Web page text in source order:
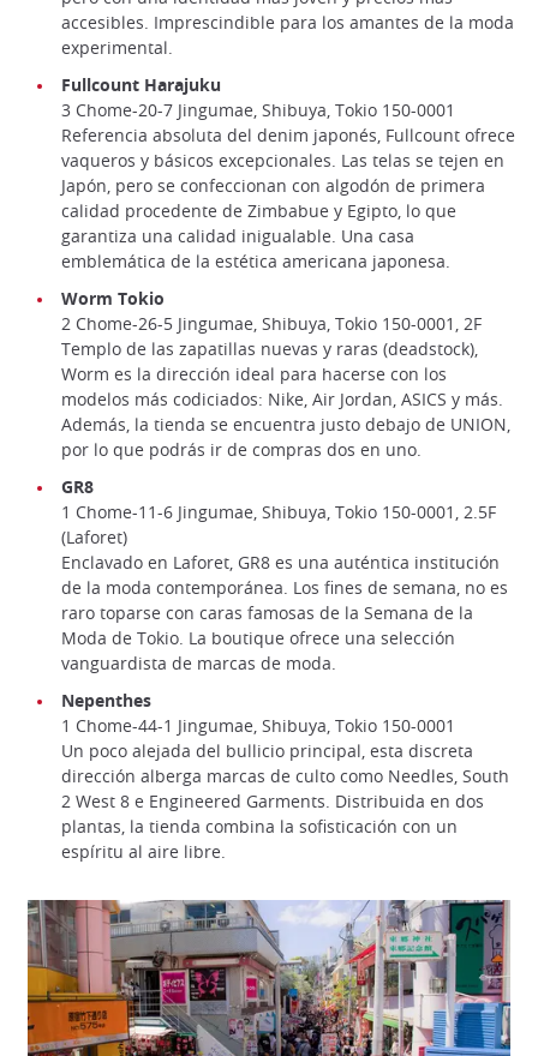
accesibles. Imprescindible para los amantes de la moda
experimental.
Fullcount Harajuku
3 Chome-20-7 Jingumae, Shibuya, Tokio 150-0001
Referencia absoluta del denim japonés, Fullcount ofrece
vaqueros y básicos excepcionales. Las telas se tejen en
Japón, pero se confeccionan con algodón de primera
calidad procedente de Zimbabue y Egipto, lo que
garantiza una calidad inigualable. Una casa
emblemática de la estética americana japonesa.
Worm Tokio
2 Chome-26-5 Jingumae, Shibuya, Tokio 150-0001, 2F
Templo de las zapatillas nuevas y raras (deadstock),
Worm es la dirección ideal para hacerse con los
modelos más codiciados: Nike, Air Jordan, ASICS y más.
Además, la tienda se encuentra justo debajo de UNION,
por lo que podrás ir de compras dos en uno.
GR8
1 Chome-11-6 Jingumae, Shibuya, Tokio 150-0001, 2.5F
(Laforet)
Enclavado en Laforet, GR8 es una auténtica institución
de la moda contemporánea. Los fines de semana, no es
raro toparse con caras famosas de la Semana de la
Moda de Tokio. La boutique ofrece una selección
vanguardista de marcas de moda.
Nepenthes
1 Chome-44-1 Jingumae, Shibuya, Tokio 150-0001
Un poco alejada del bullicio principal, esta discreta
dirección alberga marcas de culto como Needles, South
2 West 8 e Engineered Garments. Distribuida en dos
plantas, la tienda combina la sofisticación con un
espíritu al aire libre.